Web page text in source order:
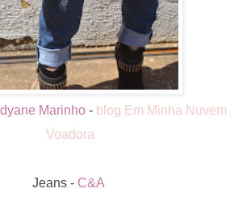
Marinho- blog Em Minha Nuvem
Voadora
Jeans - C&A